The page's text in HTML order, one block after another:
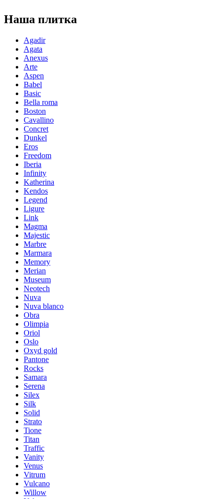
Наша плитка
Agadir
Agata
Anexus
Arte
Aspen
Babel
Basic
Bella roma
Boston
Cavallino
Concret
Dunkel
Eros
Freedom
Iberia
Infinity
Katherina
Kendos
Legend
Ligure
Link
Magma
Majestic
Marbre
Marmara
Memory
Merian
Museum
Neotech
Nuva
Nuva blanco
Obra
Olimpia
Oriol
Oslo
Oxyd gold
Pantone
Rocks
Samara
Serena
Silex
Silk
Solid
Strato
Tione
Titan
Traffic
Vanity
Venus
Vitrum
Vulcano
Willow